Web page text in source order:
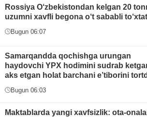
Rossiya O‘zbekistondan kelgan 20
uzumni xavfli begona o‘t sababli
Bugun 06:07
Samarqandda qochishga urungan
haydovchi YPX hodimini sudrab
aks etgan holat barchani e’tiborini
Bugun 06:03
Maktablarda yangi xavfsizlik: ota-